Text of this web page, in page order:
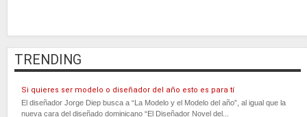
TRENDING
Si quieres ser modelo o diseñador del año esto es para tí
El diseñador Jorge Diep busca a “La Modelo y el Modelo del año”, al igual que la
nueva cara del diseñado dominicano “El Diseñador Novel del...